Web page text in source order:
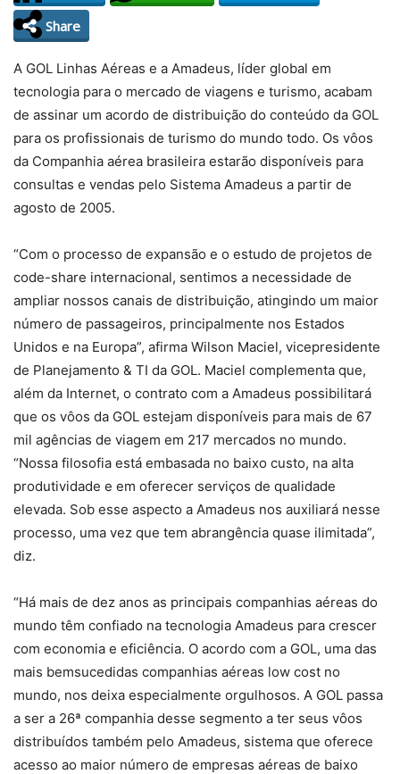
Share
A GOL Linhas Aéreas e a Amadeus, líder global em
tecnologia para o mercado de viagens e turismo, acabam
de assinar um acordo de distribuição do conteúdo da GOL
para os profissionais de turismo do mundo todo. Os vôos
da Companhia aérea brasileira estarão disponíveis para
consultas e vendas pelo Sistema Amadeus a partir de
agosto de 2005.
“Com o processo de expansão e o estudo de projetos de
code-share internacional, sentimos a necessidade de
ampliar nossos canais de distribuição, atingindo um maior
número de passageiros, principalmente nos Estados
Unidos e na Europa”, afirma Wilson Maciel, vicepresidente
de Planejamento & TI da GOL. Maciel complementa que,
além da Internet, o contrato com a Amadeus possibilitará
que os vôos da GOL estejam disponíveis para mais de 67
mil agências de viagem em 217 mercados no mundo.
“Nossa filosofia está embasada no baixo custo, na alta
produtividade e em oferecer serviços de qualidade
elevada. Sob esse aspecto a Amadeus nos auxiliará nesse
processo, uma vez que tem abrangência quase ilimitada”,
diz.
“Há mais de dez anos as principais companhias aéreas do
mundo têm confiado na tecnologia Amadeus para crescer
com economia e eficiência. O acordo com a GOL, uma das
mais bemsucedidas companhias aéreas low cost no
mundo, nos deixa especialmente orgulhosos. A GOL passa
a ser a 26ª companhia desse segmento a ter seus vôos
distribuídos também pelo Amadeus, sistema que oferece
acesso ao maior número de empresas aéreas de baixo